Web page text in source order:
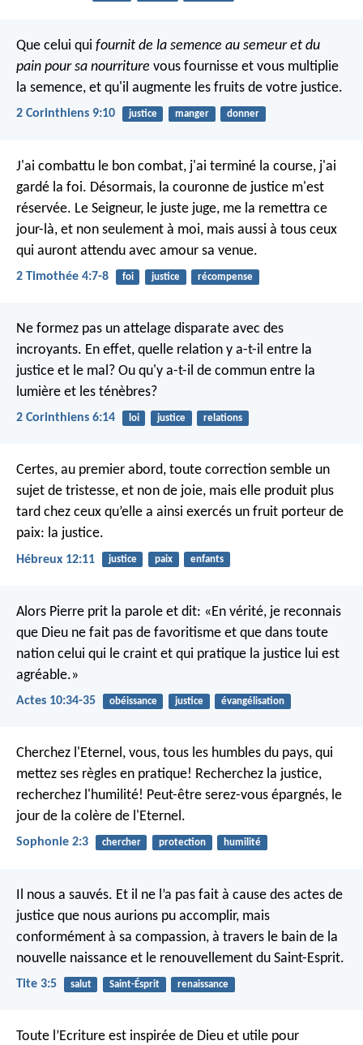
Que celui qui fournit de la semence au semeur et du
pain pour sa nourriture vous fournisse et vous multiplie
la semence, et qu'il augmente les fruits de votre justice.
2 Corinthiens 9:10 justice manger donner
J'ai combattu le bon combat, j'ai terminé la course, j'ai
gardé la foi. Désormais, la couronne de justice m'est
réservée. Le Seigneur, le juste juge, me la remettra ce
jour-là, et non seulement à moi, mais aussi à tous ceux
qui auront attendu avec amour sa venue.
2 Timothée 4:7-8 foi justice récompense
Ne formez pas un attelage disparate avec des
incroyants. En effet, quelle relation y a-t-il entre la
justice et le mal? Ou qu'y a-t-il de commun entre la
lumière et les ténèbres?
2 Corinthiens 6:14 loi justice relations
Certes, au premier abord, toute correction semble un
sujet de tristesse, et non de joie, mais elle produit plus
tard chez ceux qu’elle a ainsi exercés un fruit porteur de
paix: la justice.
Hébreux 12:11 justice paix enfants
Alors Pierre prit la parole et dit: «En vérité, je reconnais
que Dieu ne fait pas de favoritisme et que dans toute
nation celui qui le craint et qui pratique la justice lui est
agréable.»
Actes 10:34-35 obéissance justice évangélisation
Cherchez l'Eternel, vous, tous les humbles du pays, qui
mettez ses règles en pratique! Recherchez la justice,
recherchez l'humilité! Peut-être serez-vous épargnés, le
jour de la colère de l'Eternel.
Sophonie 2:3 chercher protection humilité
Il nous a sauvés. Et il ne l’a pas fait à cause des actes de
justice que nous aurions pu accomplir, mais
conformément à sa compassion, à travers le bain de la
nouvelle naissance et le renouvellement du Saint-Esprit.
Tite 3:5 salut Saint-Ésprit renaissance
Toute l’Ecriture est inspirée de Dieu et utile pour